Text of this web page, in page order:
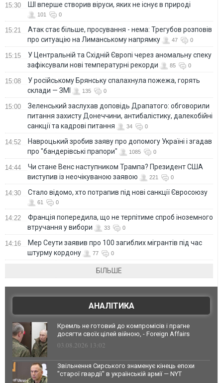
15:30 ШІ вперше створив віруси, яких не існує в природі
101 0
15:21
Атак стає більше, просування - нема: Трегубов розповів
про ситуацію на Лиманському напрямку
47 0
15:15
У Центральній та Східній Європі через аномальну спеку
зафіксували нові температурні рекорди
85 0
15:08
У російському Брянську спалахнула пожежа, горять
склади — ЗМІ
135 0
15:00
Зеленський заслухав доповідь Драпатого: обговорили
питання захисту Донеччини, антибалістику, далекобійні
санкції та кадрові питання
34 0
14:52
Навроцький зробив заяву про допомогу Україні і згадав
про "бандерівські прапори"
1085 0
14:44
Чи стане Венс наступником Трампа? Президент США
виступив із неочікуваною заявою
221 0
14:30 Стало відомо, хто потрапив під нові санкції Євросоюзу
61 0
14:22
Франція попередила, що не терпітиме спроб іноземного
втручання у вибори
33 0
14:16
Мер Сеути заявив про 100 загиблих мігрантів під час
штурму кордону
77 0
БІЛЬШЕ
АНАЛІТИКА
Кремль не готовий до компромісів і прагне
досягти своїх цілей війною, - Foreign Affairs
03.08.2026 13:02
Звільнення Сирського знаменує кінець епохи
"старої гвардії" в українській армії — NYT